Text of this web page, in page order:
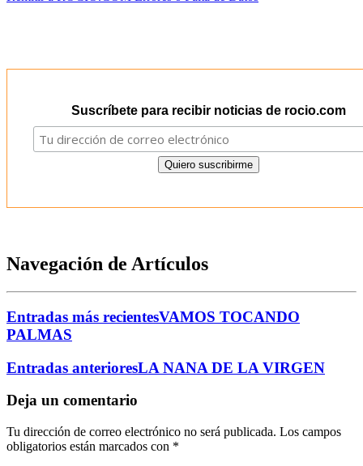
Suscríbete para recibir noticias de rocio.com
Navegación de Artículos
Entradas más recientesVAMOS TOCANDO
PALMAS
Entradas anterioresLA NANA DE LA VIRGEN
Deja un comentario
Tu dirección de correo electrónico no será publicada. Los campos
obligatorios están marcados con *